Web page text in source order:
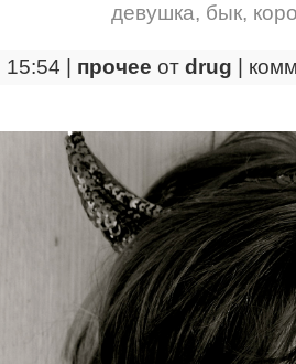
девушка, бык,
| прочее от drug